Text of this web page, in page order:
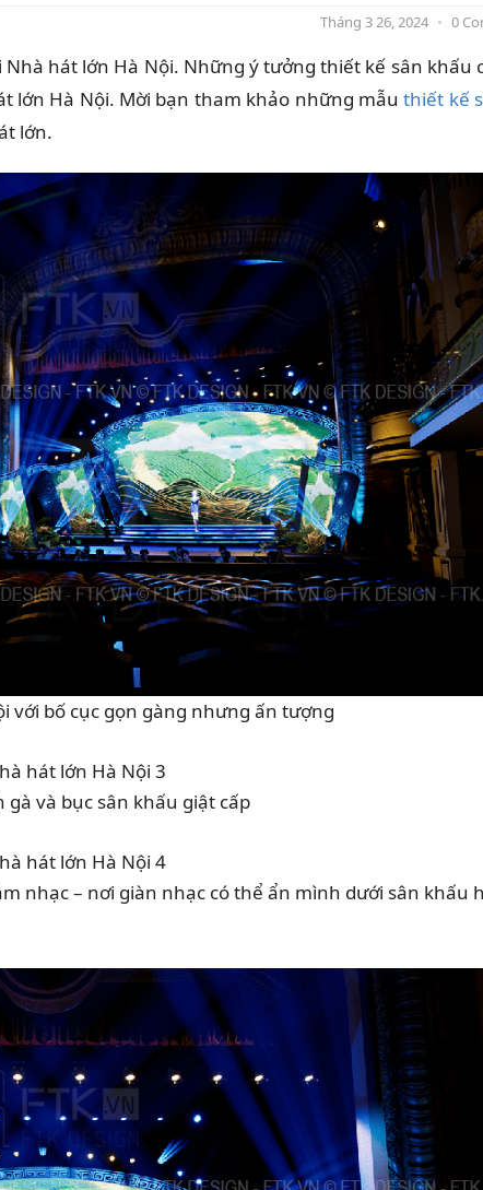
Tháng 3 26, 2024 • 0
Nhà hát lớn Hà Nội. Những ý tưởng thiết kế sân khấu
lớn Hà Nội. Mời bạn tham khảo những mẫuthiết kế
lớn.
với bố cục gọn gàng nhưng ấn tượng
và bục sân khấu giật cấp
nhạc – nơi giàn nhạc có thể ẩn mình dưới sân khấu